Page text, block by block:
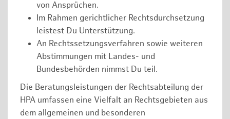
von Ansprüchen.
Im Rahmen gerichtlicher Rechtsdurchsetzung
leistest Du Unterstützung.
An Rechtssetzungsverfahren sowie weiteren
Abstimmungen mit Landes- und
Bundesbehörden nimmst Du teil.
Die Beratungsleistungen der Rechtsabteilung der
HPA umfassen eine Vielfalt an Rechtsgebieten aus
dem allgemeinen und besonderen